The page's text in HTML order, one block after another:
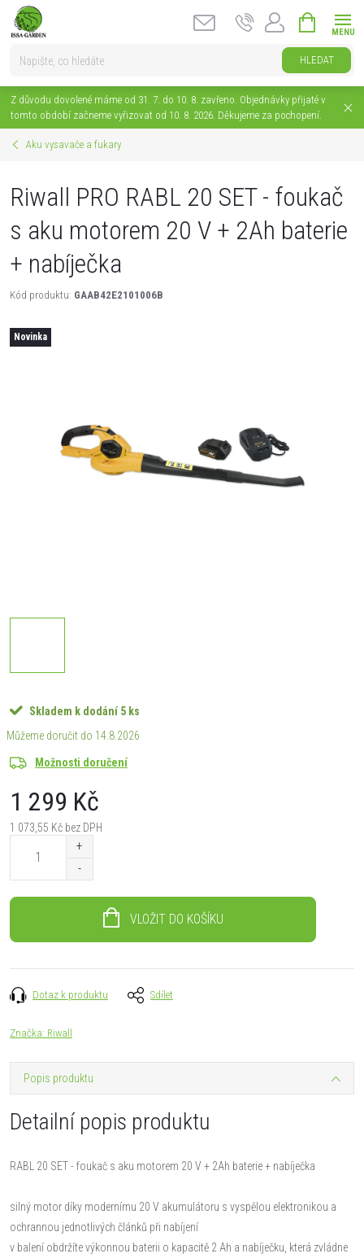
Přejít
HLEDAT
KOŠÍK
Z důvodu dovolené máme od 31. 7. do 10. 8. zavřeno. Objednávky přijaté v
tomto období začneme vyřizovat od 10. 8. 2026. Děkujeme za pochopení.
Aku vysavače a fukary
Riwall PRO RABL 20 SET - foukač
s aku motorem 20 V + 2Ah baterie
+ nabíječka
Kód produktu: GAAB42E2101006B
Novinka
Skladem k dodání 5 ks
14.8.2026
Možnosti doručení
1 299 Kč
1 073,55 Kč bez DPH
VLOŽIT DO KOŠÍKU
Dotaz k produktu Sdílet
Značka: Riwall
Popis produktu
Detailní popis produktu
RABL 20 SET - foukač s aku motorem 20 V + 2Ah baterie + nabíječka
silný motor díky modernímu 20 V akumulátoru s vyspělou elektronikou a
ochrannou jednotlivých článků při nabíjení
v balení obdržíte výkonnou baterii o kapacitě 2 Ah a nabíječku, která zvládne